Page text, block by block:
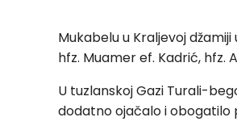
Mukabelu u Kraljevoj
hfz. Muamer ef. Kadrić, hfz.
U tuzlanskoj Gazi Turali-
dodatno ojačalo i obogatilo